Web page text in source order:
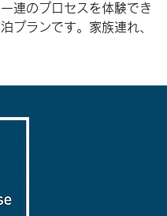
連のプロセスを体験でき
プランです。家族連れ、
ループなど、あらゆるニ